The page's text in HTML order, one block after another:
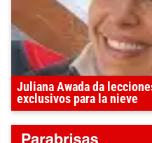
Juliana Awada da
exclusivos para la nieve